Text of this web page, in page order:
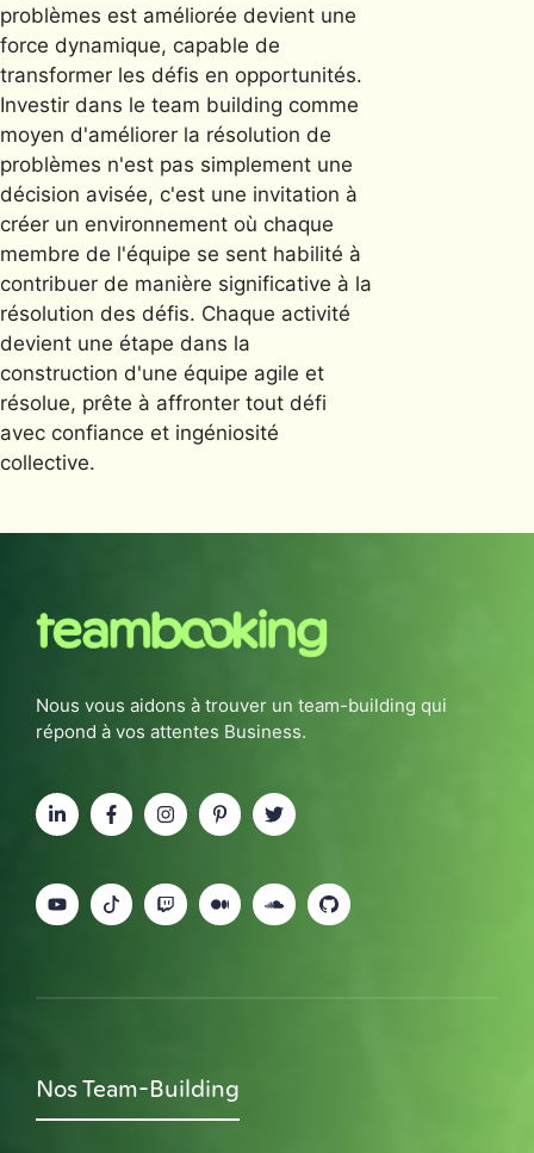
problèmes est améliorée devient une
force dynamique, capable de
transformer les défis en opportunités.
Investir dans le team building comme
moyen d'améliorer la résolution de
problèmes n'est pas simplement une
décision avisée, c'est une invitation à
créer un environnement où chaque
membre de l'équipe se sent habilité à
contribuer de manière significative à la
résolution des défis. Chaque activité
devient une étape dans la
construction d'une équipe agile et
résolue, prête à affronter tout défi
avec confiance et ingéniosité
collective.
Nous vous aidons à trouver un team-building qui
répond à vos attentes Business.
Nos Team-Building